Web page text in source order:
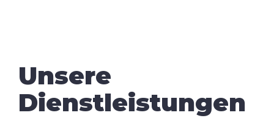
Unsere
Dienstleistungen